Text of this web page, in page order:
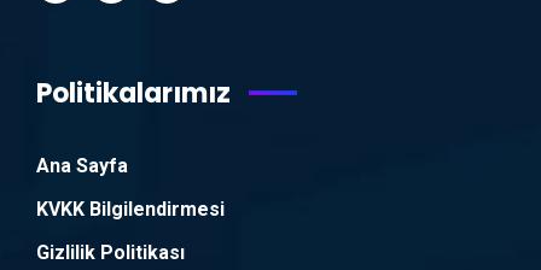
Politikalarımız
Ana Sayfa
KVKK Bilgilendirmesi
Gizlilik Politikası